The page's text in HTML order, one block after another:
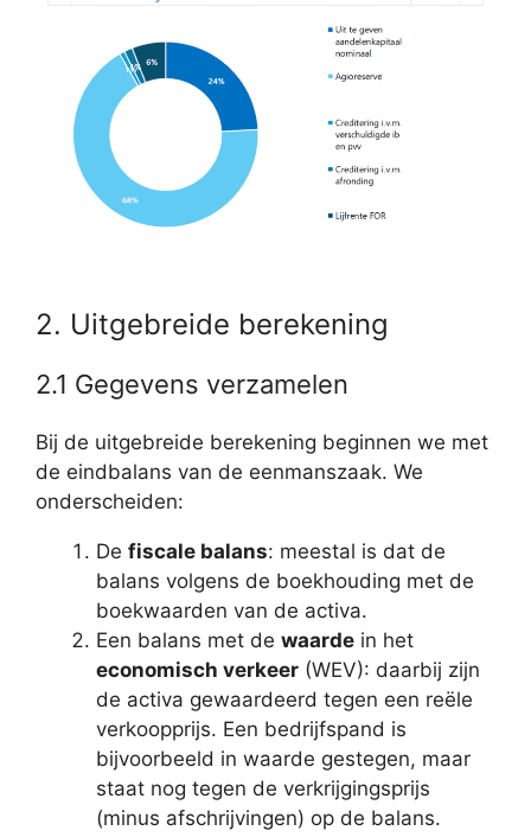
2. Uitgebreide berekening
2.1 Gegevens verzamelen
Bij de uitgebreide berekening beginnen we met
de eindbalans van de eenmanszaak. We
onderscheiden:
De fiscale balans: meestal is dat de
balans volgens de boekhouding met de
boekwaarden van de activa.
Een balans met de waarde in het
economisch verkeer (WEV): daarbij zijn
de activa gewaardeerd tegen een reële
verkoopprijs. Een bedrijfspand is
bijvoorbeeld in waarde gestegen, maar
staat nog tegen de verkrijgingsprijs
(minus afschrijvingen) op de balans.